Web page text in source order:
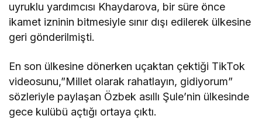
uyruklu yardımcısı Khaydarova, bir süre önce
ikamet izninin bitmesiyle sınır dışı edilerek ülkesine
geri gönderilmişti.
En son ülkesine dönerken uçaktan çektiği TikTok
videosunu,”Millet olarak rahatlayın, gidiyorum”
sözleriyle paylaşan Özbek asıllı Şule’nin ülkesinde
gece kulübü açtığı ortaya çıktı.